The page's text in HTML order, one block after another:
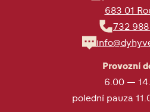
683 01
732 988
Provozní
6.00 —
polední pauza